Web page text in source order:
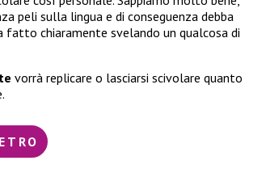
peli sulla lingua e di conseguenza debba
fatto chiaramente svelando un qualcosa di
vorrà replicare o lasciarsi scivolare quanto